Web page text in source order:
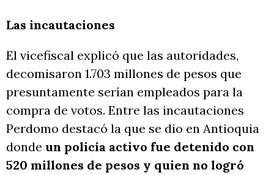
Las incautaciones
El vicefiscal explicó que las autoridades,
decomisaron 1.703 millones de pesos que
presuntamente serían empleados para la
compra de votos. Entre las incautaciones
Perdomo destacó la que se dio en Antioquia
donde un policía activo fue detenido con
520 millones de pesos y quien no logró